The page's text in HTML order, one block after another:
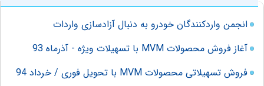
انجمن واردکنندگان خودرو به دنبال آزادسازی واردات
آغاز فروش محصولات MVM با تسهیلات ویژه - آذرماه 93
فروش تسهیلاتی محصولات MVM با تحویل فوری / خرداد 94